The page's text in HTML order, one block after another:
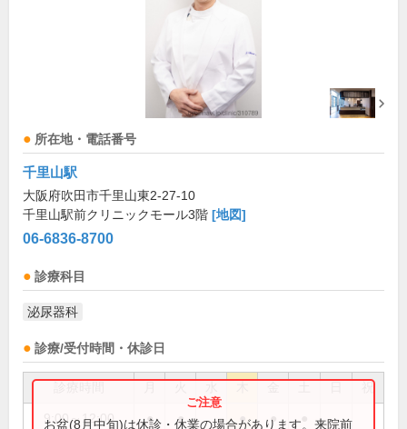
所在地・電話番号
千里山駅
大阪府吹田市千里山東2-27-10
千里山駅前クリニックモール3階 [地図]
06-6836-8700
診療科目
泌尿器科
診療/受付時間・休診日
祝
9:00～12:00 ● ● ● ●
お盆(8月中旬)は休診・休業の場合があります。来院前